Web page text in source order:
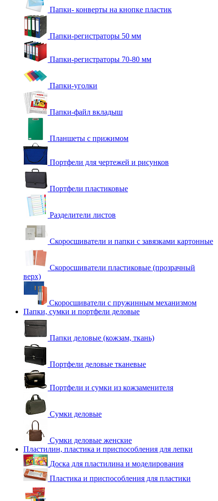
Папки- конверты на кнопке пластик
Папки-регистраторы 50 мм
Папки-регистраторы 70-80 мм
Папки-уголки
Папки-файл вкладыш
Планшеты с прижимом
Портфели для чертежей и рисунков
Портфели пластиковые
Разделители листов
Скоросшиватели и папки с завязками картонные
Скоросшиватели пластиковые (прозрачный
верх)
Скоросшиватели с пружинным механизмом
Папки, сумки и портфели деловые
Папки деловые (кожзам, ткань)
Портфели деловые тканевые
Портфели и сумки из кожзаменителя
Сумки деловые
Сумки деловые женские
Пластилин, пластика и приспособления для лепки
Доска для пластилина и моделирования
Пластика и приспособления для пластики